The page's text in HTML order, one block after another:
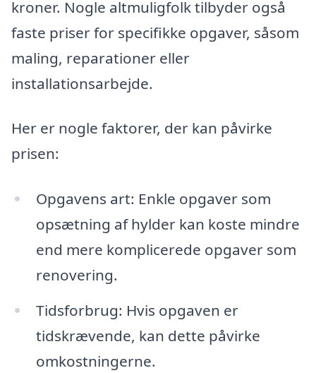
kroner. Nogle altmuligfolk tilbyder også
faste priser for specifikke opgaver, såsom
maling, reparationer eller
installationsarbejde.
Her er nogle faktorer, der kan påvirke
prisen:
Opgavens art: Enkle opgaver som
opsætning af hylder kan koste mindre
end mere komplicerede opgaver som
renovering.
Tidsforbrug: Hvis opgaven er
tidskrævende, kan dette påvirke
omkostningerne.